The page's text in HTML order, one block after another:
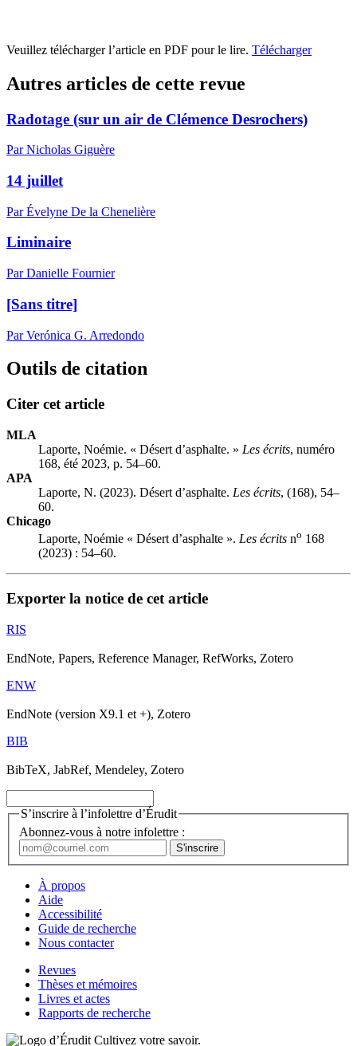
Veuillez télécharger l’article en PDF pour le lire. Télécharger
Autres articles de cette revue
Radotage (sur un air de Clémence Desrochers)
Par Nicholas Giguère
14 juillet
Par Évelyne De la Chenelière
Liminaire
Par Danielle Fournier
[Sans titre]
Par Verónica G. Arredondo
Outils de citation
Citer cet article
MLA
Laporte, Noémie. « Désert d’asphalte. » Les écrits, numéro
168, été 2023, p. 54–60.
APA
Laporte, N. (2023). Désert d’asphalte. Les écrits, (168), 54–
60.
Chicago
Laporte, Noémie « Désert d’asphalte ». Les écrits no 168
(2023) : 54–60.
Exporter la notice de cet article
RIS
EndNote, Papers, Reference Manager, RefWorks, Zotero
ENW
EndNote (version X9.1 et +), Zotero
BIB
BibTeX, JabRef, Mendeley, Zotero
S’inscrire à l’infolettre d’Érudit
Abonnez-vous à notre infolettre :
À propos
Aide
Accessibilité
Guide de recherche
Nous contacter
Revues
Thèses et mémoires
Livres et actes
Rapports de recherche
Cultivez votre savoir.